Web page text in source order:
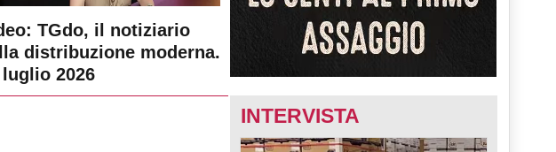
TGdo, il notiziario
distribuzione moderna.
luglio 2026
INTERVISTA